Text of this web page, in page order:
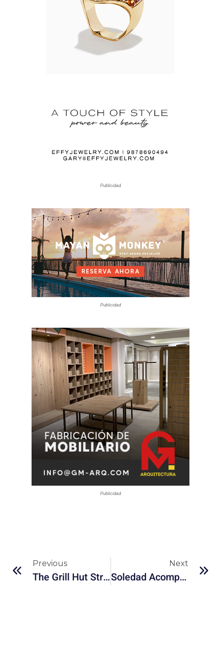
Publicidad
Publicidad
Publicidad
Previous
The Grill Hut Strengthens Its Role As A Local And Visitor Gathering Place In Nassau
Next
Soledad Acompañada: ¿Por Qué Nos Sentimos Vacíos Incluso Con Amigos?